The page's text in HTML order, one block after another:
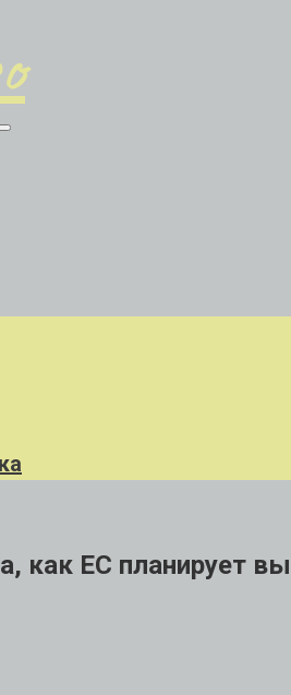
как ЕС планирует